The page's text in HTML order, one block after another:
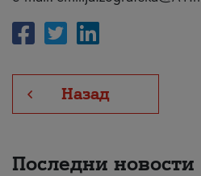
Назад
Последни новости